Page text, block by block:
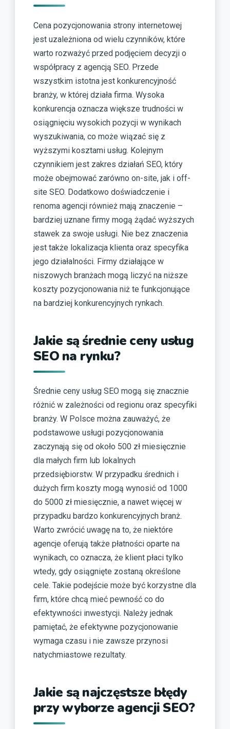
Cena pozycjonowania strony internetowej
jest uzależniona od wielu czynników, które
warto rozważyć przed podjęciem decyzji o
współpracy z agencją SEO. Przede
wszystkim istotna jest konkurencyjność
branży, w której działa firma. Wysoka
konkurencja oznacza większe trudności w
osiągnięciu wysokich pozycji w wynikach
wyszukiwania, co może wiązać się z
wyższymi kosztami usług. Kolejnym
czynnikiem jest zakres działań SEO, który
może obejmować zarówno on-site, jak i off-
site SEO. Dodatkowo doświadczenie i
renoma agencji również mają znaczenie –
bardziej uznane firmy mogą żądać wyższych
stawek za swoje usługi. Nie bez znaczenia
jest także lokalizacja klienta oraz specyfika
jego działalności. Firmy działające w
niszowych branżach mogą liczyć na niższe
koszty pozycjonowania niż te funkcjonujące
na bardziej konkurencyjnych rynkach.
Jakie są średnie ceny usług
SEO na rynku?
Średnie ceny usług SEO mogą się znacznie
różnić w zależności od regionu oraz specyfiki
branży. W Polsce można zauważyć, że
podstawowe usługi pozycjonowania
zaczynają się od około 500 zł miesięcznie
dla małych firm lub lokalnych
przedsiębiorstw. W przypadku średnich i
dużych firm koszty mogą wynosić od 1000
do 5000 zł miesięcznie, a nawet więcej w
przypadku bardzo konkurencyjnych branż.
Warto zwrócić uwagę na to, że niektóre
agencje oferują także płatności oparte na
wynikach, co oznacza, że klient płaci tylko
wtedy, gdy osiągnięte zostaną określone
cele. Takie podejście może być korzystne dla
firm, które chcą mieć pewność co do
efektywności inwestycji. Należy jednak
pamiętać, że efektywne pozycjonowanie
wymaga czasu i nie zawsze przynosi
natychmiastowe rezultaty.
Jakie są najczęstsze błędy
przy wyborze agencji SEO?